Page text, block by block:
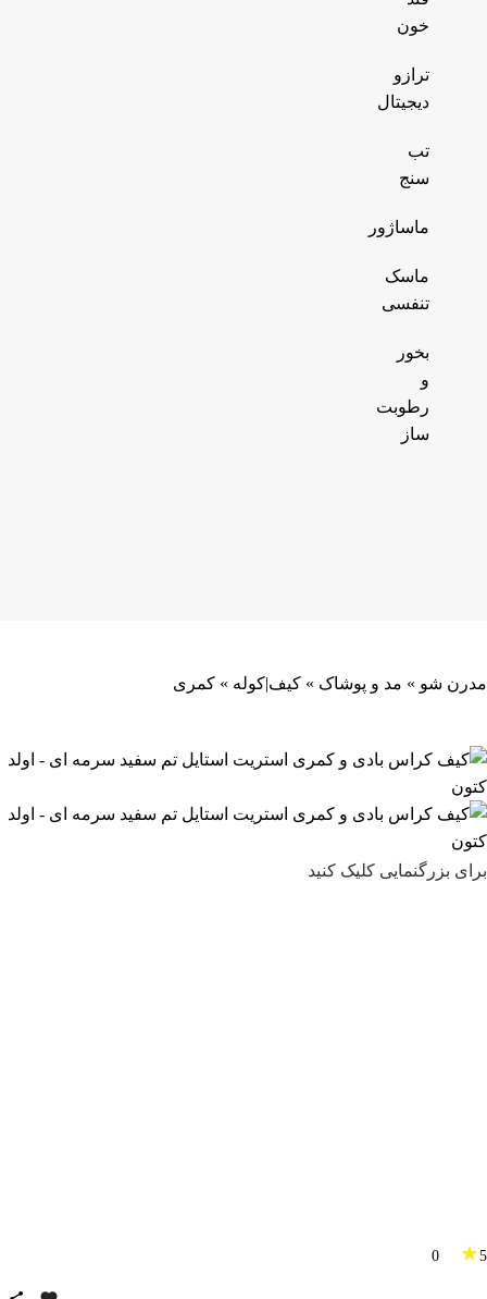
خون
ترازو
دیجیتال
تب
سنج
ماساژور
ماسک
تنفسی
بخور
و
رطوبت
ساز
مدرن شو » مد و پوشاک » کیف|کوله » کمری
برای بزرگنمایی کلیک کنید
5
★